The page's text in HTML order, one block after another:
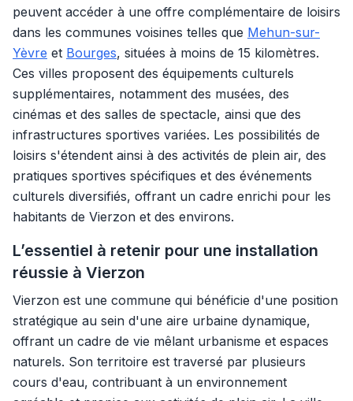
peuvent accéder à une offre complémentaire de loisirs
dans les communes voisines telles que Mehun-sur-
Yèvre et Bourges, situées à moins de 15 kilomètres.
Ces villes proposent des équipements culturels
supplémentaires, notamment des musées, des
cinémas et des salles de spectacle, ainsi que des
infrastructures sportives variées. Les possibilités de
loisirs s'étendent ainsi à des activités de plein air, des
pratiques sportives spécifiques et des événements
culturels diversifiés, offrant un cadre enrichi pour les
habitants de Vierzon et des environs.
L’essentiel à retenir pour une installation
réussie à Vierzon
Vierzon est une commune qui bénéficie d'une position
stratégique au sein d'une aire urbaine dynamique,
offrant un cadre de vie mêlant urbanisme et espaces
naturels. Son territoire est traversé par plusieurs
cours d'eau, contribuant à un environnement